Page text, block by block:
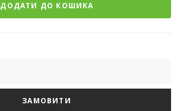
ДОДАТИ ДО КОШИКА
ЗАМОВИТИ